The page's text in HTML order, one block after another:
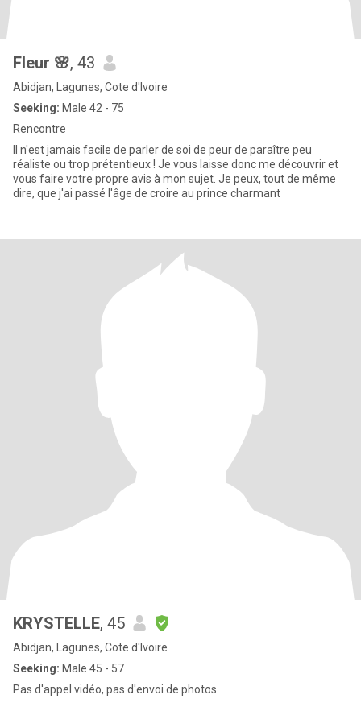
Fleur 🌸, 43
Abidjan, Lagunes, Cote d'Ivoire
Seeking: Male 42 - 75
Rencontre
Il n'est jamais facile de parler de soi de peur de paraître peu
réaliste ou trop prétentieux ! Je vous laisse donc me découvrir et
vous faire votre propre avis à mon sujet. Je peux, tout de même
dire, que j'ai passé l'âge de croire au prince charmant
KRYSTELLE, 45
Abidjan, Lagunes, Cote d'Ivoire
Seeking: Male 45 - 57
Pas d'appel vidéo, pas d'envoi de photos.